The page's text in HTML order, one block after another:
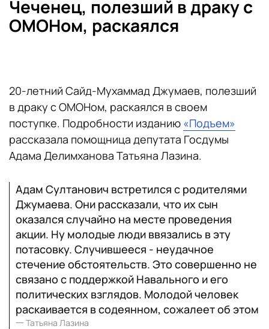
Чеченец, полезший в драку с
ОМОНом, раскаялся
20-летний Сайд-Мухаммад Джумаев, полезший
в драку с ОМОНом, раскаялся в своем
поступке. Подробности изданию «Подъем»
рассказала помощница депутата Госдумы
Адама Делимханова Татьяна Лазина.
Адам Султанович встретился с родителями
Джумаева. Они рассказали, что их сын
оказался случайно на месте проведения
акции. Ну молодые люди ввязались в эту
потасовку. Случившееся - неудачное
стечение обстоятельств. Это совершенно не
связано с поддержкой Навального и его
политических взглядов. Молодой человек
раскаивается в содеянном, сожалеет об этом
一 Татьяна Лазина